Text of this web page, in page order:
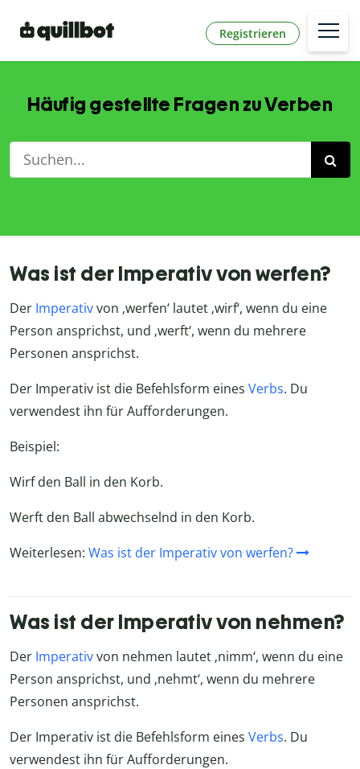
Registrieren
Häufig gestellte Fragen zu Verben
Was ist der Imperativ von werfen?
Der Imperativvon ‚werfen‘ lautet ‚wirf‘, wenn du eine
Person ansprichst, und ‚werft‘, wenn du mehrere
Personen ansprichst.
Der Imperativ ist die Befehlsform eines Verbs. Du
verwendest ihn für Aufforderungen.
Beispiel:
Wirf den Ball in den Korb.
Werft den Ball abwechselnd in den Korb.
Weiterlesen: Was ist der Imperativ von werfen?
Was ist der Imperativ von nehmen?
Der Imperativvon nehmen lautet ‚nimm‘, wenn du eine
Person ansprichst, und ‚nehmt‘, wenn du mehrere
Personen ansprichst.
Der Imperativ ist die Befehlsform eines Verbs. Du
verwendest ihn für Aufforderungen.